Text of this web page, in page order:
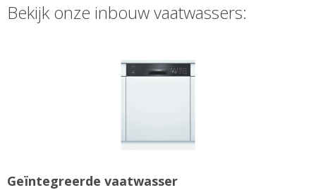
Bekijk onze inbouw vaatwassers:
Geïntegreerde vaatwasser